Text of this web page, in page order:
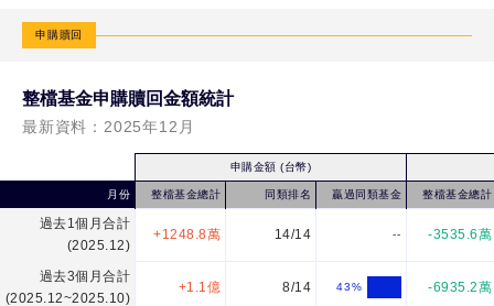
申購贖回
整檔基金申購贖回金額統計
最新資料： 2025年12月
申購金額 (台幣)
月份 整檔基金總計 同類排名 贏過同類基金 整檔基金總計
過去1個月合計
(2025.12)
+1248.8萬 14/14 -- -3535.6萬
過去3個月合計
(2025.12~2025.10)
+1.1億 8/14 43% -6935.2萬